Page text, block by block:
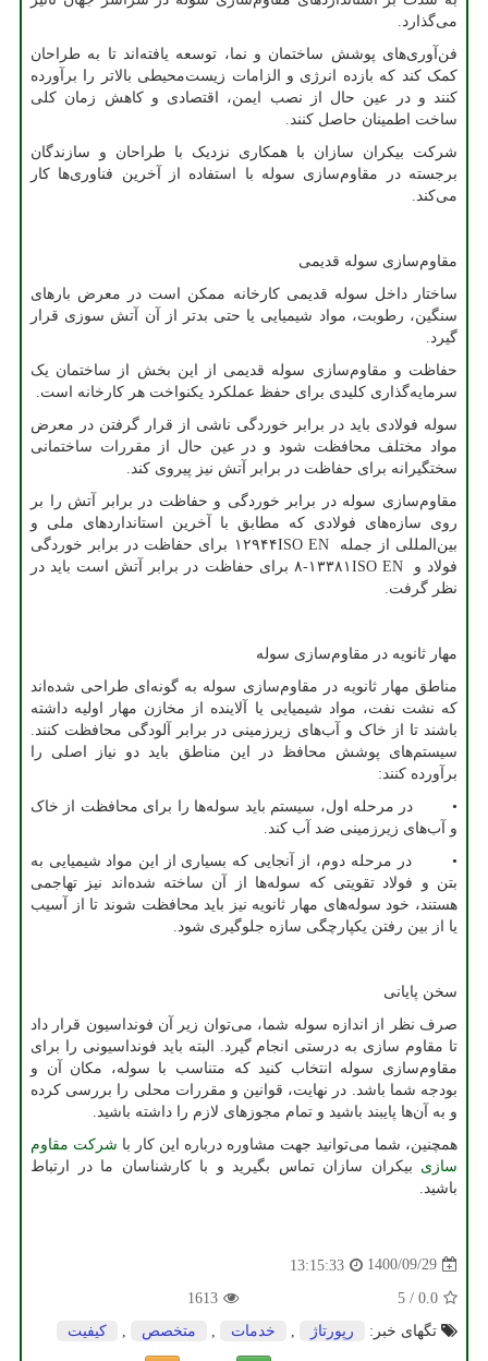
می‌گذارد.
فن‌آوری‌های پوشش ساختمان و نما، توسعه یافته‌اند تا به طراحان
کمک کند که بازده انرژی و الزامات زیست‌محیطی بالاتر را برآورده
کنند و در عین حال از نصب ایمن، اقتصادی و کاهش زمان کلی
ساخت اطمینان حاصل کنند.
شرکت بیکران سازان با همکاری نزدیک با طراحان و سازندگان
برجسته در مقاوم‌سازی سوله با استفاده از آخرین فناوری‌ها کار
می‌کند.
مقاوم‌سازی سوله قدیمی
ساختار داخل سوله قدیمی کارخانه ممکن است در معرض بارهای
سنگین، رطوبت، مواد شیمیایی یا حتی بدتر از آن آتش سوزی قرار
گیرد.
حفاظت و مقاوم‌سازی سوله قدیمی از این بخش از ساختمان یک
سرمایه‌گذاری کلیدی برای حفظ عملکرد یکنواخت هر کارخانه است.
سوله فولادی باید در برابر خوردگی ناشی از قرار گرفتن در معرض
مواد مختلف محافظت شود و در عین حال از مقررات ساختمانی
سختگیرانه برای حفاظت در برابر آتش نیز پیروی کند.
مقاوم‌سازی سوله در برابر خوردگی و حفاظت در برابر آتش را بر
روی سازه‌های فولادی که مطابق با آخرین استانداردهای ملی و
بین‌المللی از جمله
ISO EN
۱۲۹۴۴ برای حفاظت در برابر خوردگی
فولاد و
ISO EN
۱۳۳۸۱-۸ برای حفاظت در برابر آتش است باید در
نظر گرفت.
مهار ثانویه در مقاوم‌سازی سوله
مناطق مهار ثانویه در مقاوم‌سازی سوله به گونه‌ای طراحی شده‌اند
که نشت نفت، مواد شیمیایی یا آلاینده از مخازن مهار اولیه داشته
باشند تا از خاک و آب‌های زیرزمینی در برابر آلودگی محافظت کنند.
سیستم‌های پوشش محافظ در این مناطق باید دو نیاز اصلی را
برآورده کنند:
• در مرحله اول، سیستم باید سوله‌ها را برای محافظت از خاک
و آب‌های زیرزمینی ضد آب کند.
• در مرحله دوم، از آنجایی که بسیاری از این مواد شیمیایی به
بتن و فولاد تقویتی که سوله‌ها از آن ساخته شده‌اند نیز تهاجمی
هستند، خود سوله‌های مهار ثانویه نیز باید محافظت شوند تا از آسیب
یا از بین رفتن یکپارچگی سازه جلوگیری شود.
سخن پایانی
صرف نظر از اندازه سوله شما، می‌توان زیر آن فونداسیون قرار داد
تا مقاوم سازی به درستی انجام گیرد. البته باید فونداسیونی را برای
مقاوم‌سازی سوله انتخاب کنید که متناسب با سوله، مکان آن و
بودجه شما باشد. در نهایت، قوانین و مقررات محلی را بررسی کرده
و به آن‌ها پایبند باشید و تمام مجوزهای لازم را داشته باشید.
همچنین، شما می‌توانید جهت مشاوره درباره این کار با شرکت مقاوم
سازی بیکران سازان تماس بگیرید و با کارشناسان ما در ارتباط
باشید.
1400/09/29
13:15:33
0.0
/
5
1613
تگهای خبر:
رپورتاژ خدمات متخصص كیفیت